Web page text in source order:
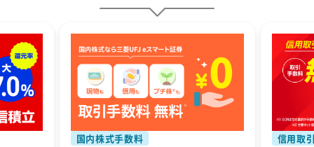
国内株式手数料 信用取